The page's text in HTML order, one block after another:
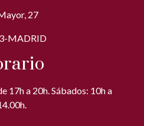
27
MADRID
17h a 20h. Sábados: 10h a